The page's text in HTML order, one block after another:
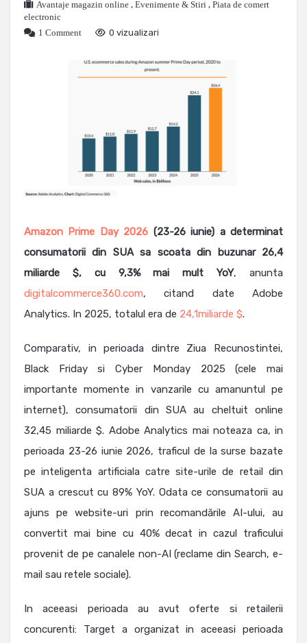
Avantaje magazin online , Evenimente & Stiri , Piata de comert
electronic
1 Comment
0 vizualizari
Amazon Prime Day 2026 (23-26 iunie) a determinat
consumatorii din SUA sa scoata din buzunar 26,4
miliarde $, cu 9,3% mai mult YoY, anunta
digitalcommerce360.com, citand date Adobe
Analytics. In 2025, totalul era de 24,1miliarde $.
Comparativ, in perioada dintre Ziua Recunostintei,
Black Friday si Cyber Monday 2025 (cele mai
importante momente in vanzarile cu amanuntul pe
internet), consumatorii din SUA au cheltuit online
32,45 miliarde $. Adobe Analytics mai noteaza ca, in
perioada 23-26 iunie 2026, traficul de la surse bazate
pe inteligenta artificiala catre site-urile de retail din
SUA a crescut cu 89% YoY. Odata ce consumatorii au
ajuns pe website-uri prin recomandările AI-ului, au
convertit mai bine cu 40% decat in cazul traficului
provenit de pe canalele non-AI (reclame din Search, e-
mail sau retele sociale).
In aceeasi perioada au avut oferte si retailerii
concurenti: Target a organizat in aceeasi perioada